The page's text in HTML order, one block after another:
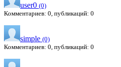
user0 (0)
Комментариев: 0, публикаций: 0
simple (0)
Комментариев: 0, публикаций: 0